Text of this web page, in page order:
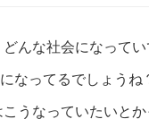
んな社会になってい
なってるでしょうね
うなっていたいとか